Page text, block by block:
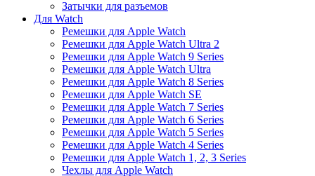
Затычки для разъемов
Для Watch
Ремешки для Apple Watch
Ремешки для Apple Watch Ultra 2
Ремешки для Apple Watch 9 Series
Ремешки для Apple Watch Ultra
Ремешки для Apple Watch 8 Series
Ремешки для Apple Watch SE
Ремешки для Apple Watch 7 Series
Ремешки для Apple Watch 6 Series
Ремешки для Apple Watch 5 Series
Ремешки для Apple Watch 4 Series
Ремешки для Apple Watch 1, 2, 3 Series
Чехлы для Apple Watch